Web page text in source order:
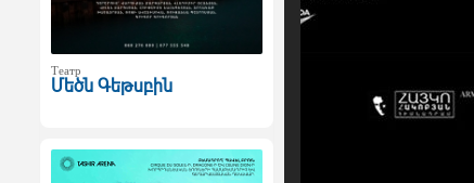
Театр
Մեծն Գեթսբին